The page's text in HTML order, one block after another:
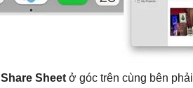
Share Sheet ở góc trên cùng bên